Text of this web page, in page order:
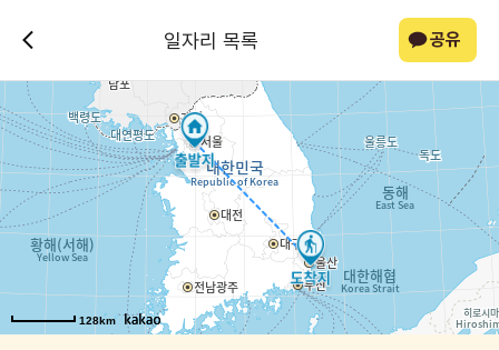
일자리 목록 공유
128km
128km
128km
128km
128km
128km
128km
128km